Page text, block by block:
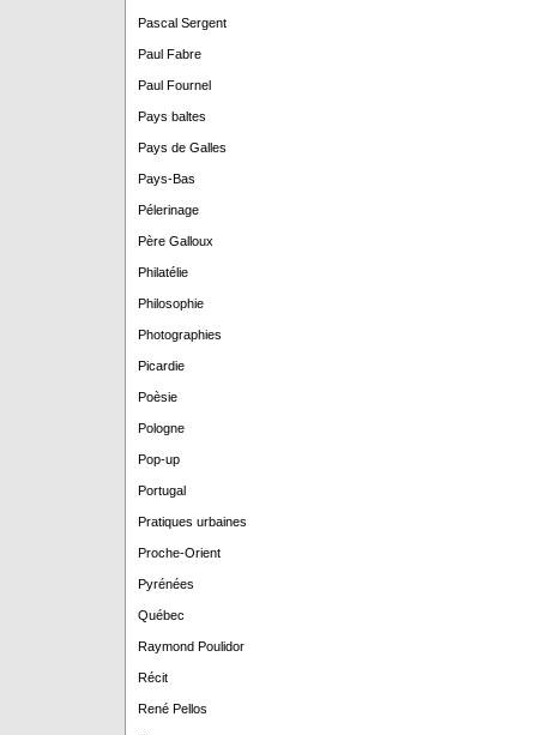
Pascal Sergent
Paul Fabre
Paul Fournel
Pays baltes
Pays de Galles
Pays-Bas
Pélerinage
Père Galloux
Philatélie
Philosophie
Photographies
Picardie
Poèsie
Pologne
Pop-up
Portugal
Pratiques urbaines
Proche-Orient
Pyrénées
Québec
Raymond Poulidor
Récit
René Pellos